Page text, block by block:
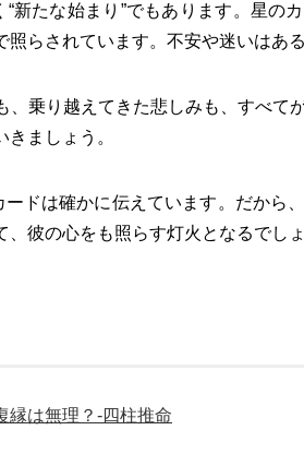
“新たな始まり”でもあります。星の
らされています。不安や迷いはある
、乗り越えてきた悲しみも、すべ
ましょう。
ードは確かに伝えています。だから
彼の心をも照らす灯火となるでしょ
縁は無理？-四柱推命